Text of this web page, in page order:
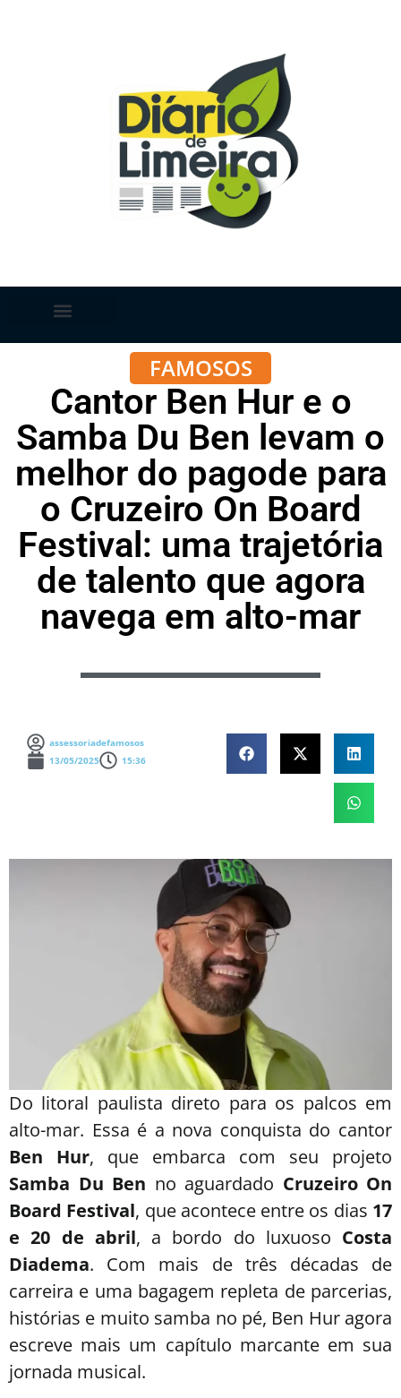
FAMOSOS
Cantor Ben Hur e o
Samba Du Ben levam o
melhor do pagode para
o Cruzeiro On Board
Festival: uma trajetória
de talento que agora
navega em alto-mar
assessoriadefamosos
13/05/2025
15:36
Do litoral paulista direto para os palcos em
alto-mar. Essa é a nova conquista do cantor
Ben Hur, que embarca com seu projeto
Samba Du Ben no aguardado Cruzeiro On
Board Festival, que acontece entre os dias 17
e 20 de abril, a bordo do luxuoso Costa
Diadema. Com mais de três décadas de
carreira e uma bagagem repleta de parcerias,
histórias e muito samba no pé, Ben Hur agora
escreve mais um capítulo marcante em sua
jornada musical.